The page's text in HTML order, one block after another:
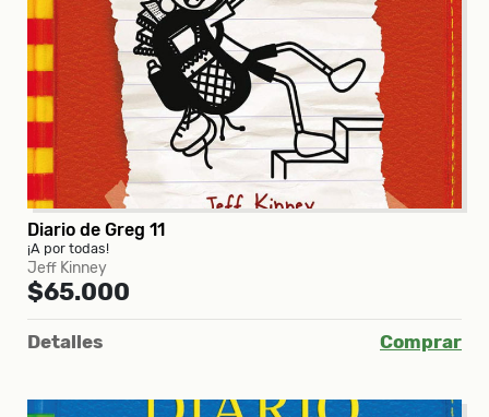
Diario de Greg 11
¡A por todas!
Jeff Kinney
$65.000
Detalles Comprar